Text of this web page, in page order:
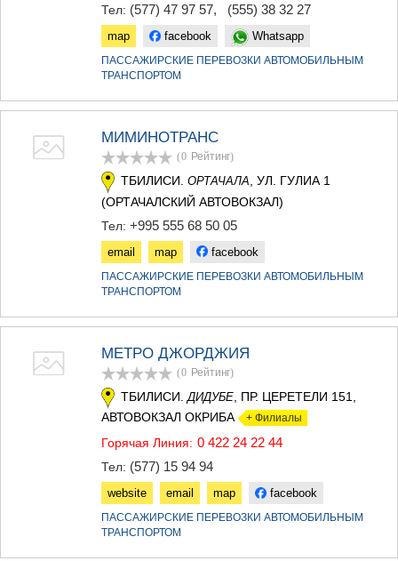
Тел: (577) 47 97 57, (555) 38 32 27
map facebook Whatsapp
ПАССАЖИРСКИЕ ПЕРЕВОЗКИ АВТОМОБИЛЬНЫМ
ТРАНСПОРТОМ
МИМИНОТРАНС
(0 Рейтинг)
ТБИЛИСИ. ОРТАЧАЛА , УЛ. ГУЛИА 1
(ОРТАЧАЛСКИЙ АВТОВОКЗАЛ)
Тел: +995 555 68 50 05
email map facebook
ПАССАЖИРСКИЕ ПЕРЕВОЗКИ АВТОМОБИЛЬНЫМ
ТРАНСПОРТОМ
МЕТРО ДЖОРДЖИЯ
(0 Рейтинг)
ТБИЛИСИ. ДИДУБЕ , ПР. ЦЕРЕТЕЛИ 151,
АВТОВОКЗАЛ ОКРИБА + Филиалы
Горячая Линия: 0 422 24 22 44
Тел: (577) 15 94 94
website email map facebook
ПАССАЖИРСКИЕ ПЕРЕВОЗКИ АВТОМОБИЛЬНЫМ
ТРАНСПОРТОМ